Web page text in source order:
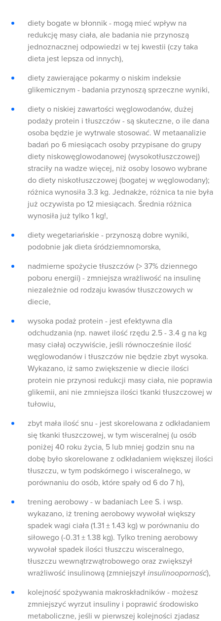
diety bogate w błonnik - mogą mieć wpływ na
redukcję masy ciała, ale badania nie przynoszą
jednoznacznej odpowiedzi w tej kwestii (czy taka
dieta jest lepsza od innych),
diety zawierające pokarmy o niskim indeksie
glikemicznym - badania przynoszą sprzeczne wyniki,
diety o niskiej zawartości węglowodanów, dużej
podaży protein i tłuszczów - są skuteczne, o ile dana
osoba będzie je wytrwale stosować. W metaanalizie
badań po 6 miesiącach osoby przypisane do grupy
diety niskowęglowodanowej (wysokotłuszczowej)
straciły na wadze więcej, niż osoby losowo wybrane
do diety niskotłuszczowej (bogatej w węglowodany);
różnica wynosiła 3.3 kg. Jednakże, różnica ta nie była
już oczywista po 12 miesiącach. Średnia różnica
wynosiła już tylko 1 kg!,
diety wegetariańskie - przynoszą dobre wyniki,
podobnie jak dieta śródziemnomorska,
nadmierne spożycie tłuszczów (> 37% dziennego
poboru energii) - zmniejsza wrażliwość na insulinę
niezależnie od rodzaju kwasów tłuszczowych w
diecie,
wysoka podaż protein - jest efektywna dla
odchudzania (np. nawet ilość rzędu 2.5 - 3.4 g na kg
masy ciała) oczywiście, jeśli równocześnie ilość
węglowodanów i tłuszczów nie będzie zbyt wysoka.
Wykazano, iż samo zwiększenie w diecie ilości
protein nie przynosi redukcji masy ciała, nie poprawia
glikemii, ani nie zmniejsza ilości tkanki tłuszczowej w
tułowiu,
zbyt mała ilość snu - jest skorelowana z odkładaniem
się tkanki tłuszczowej, w tym wisceralnej (u osób
poniżej 40 roku życia, 5 lub mniej godzin snu na
dobę było skorelowane z odkładaniem większej ilości
tłuszczu, w tym podskórnego i wisceralnego, w
porównaniu do osób, które spały od 6 do 7 h),
trening aerobowy - w badaniach Lee S. i wsp.
wykazano, iż trening aerobowy wywołał większy
spadek wagi ciała (1.31 ± 1.43 kg) w porównaniu do
siłowego (-0.31 ± 1.38 kg). Tylko trening aerobowy
wywołał spadek ilości tłuszczu wisceralnego,
tłuszczu wewnątrzwątrobowego oraz zwiększył
wrażliwość insulinową (zmniejszył insulinooporność),
kolejność spożywania makroskładników - możesz
zmniejszyć wyrzut insuliny i poprawić środowisko
metaboliczne, jeśli w pierwszej kolejności zjadasz